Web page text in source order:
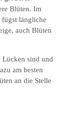
Blüten. Im
fügst längliche
auch Blüten
Lücken sind und
am besten
an die Stelle